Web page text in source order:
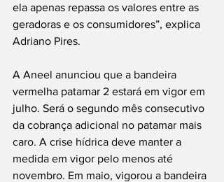
ela apenas repassa os valores entre as
geradoras e os consumidores”, explica
Adriano Pires.
A Aneel anunciou que a bandeira
vermelha patamar 2 estará em vigor em
julho. Será o segundo mês consecutivo
da cobrança adicional no patamar mais
caro. A crise hídrica deve manter a
medida em vigor pelo menos até
novembro. Em maio, vigorou a bandeira